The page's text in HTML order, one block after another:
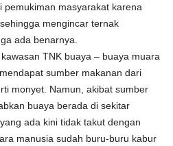
pemukiman masyarakat karena
mengincar ternak
ada benarnya.
TNK buaya – buaya muara
sumber makanan dari
monyet. Namun, akibat sumber
buaya berada di sekitar
ada kini tidak takut dengan
manusia sudah buru-buru kabur